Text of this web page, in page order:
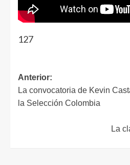
127
Anterior:
La convocatoria de Kevin
la Selección Colombia
La